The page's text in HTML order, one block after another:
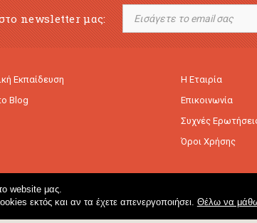
website μας.
εκτός και αν τα έχετε απενεργοποιήσει. Θέλω να
newsletter μας:
Εκπαίδευση
Blog
Η Εταιρία
Επικοινωνία
Συχνές
Όροι Χρήσης